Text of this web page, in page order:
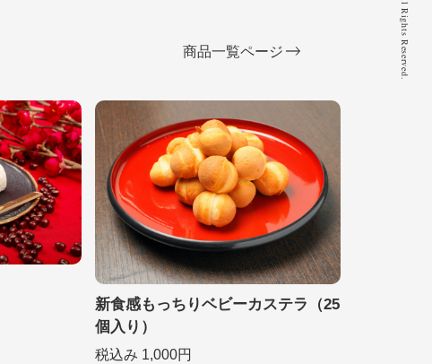
新食感もっちりベビーカステラ（25
個入り）
税込み 1,000円
商品一覧ページ